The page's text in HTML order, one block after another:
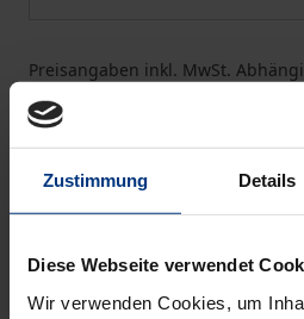
Zustimmung Details
Diese Webseite verwendet
Wir verwenden Cookies, um
Preisangaben inkl. MwSt.